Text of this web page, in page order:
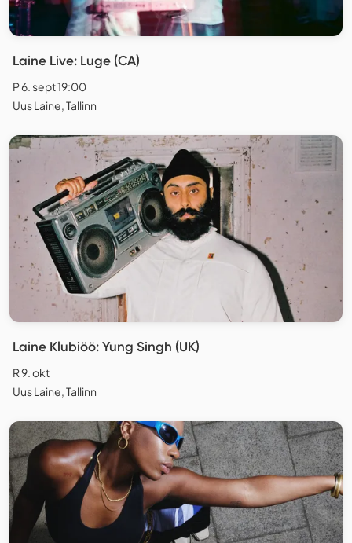
Laine Live: Luge (CA)
P 6. sept 19:00
Uus Laine, Tallinn
Laine Klubiöö: Yung Singh (UK)
R 9. okt
Uus Laine, Tallinn